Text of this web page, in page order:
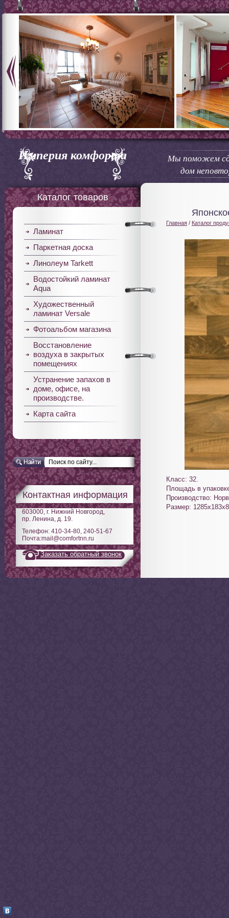
Империя комфорта
Мы поможем
дом
Каталог товаров
Ламинат
Паркетная доска
Линолеум Tarkett
Водостойкий ламинат
Aqua
Художественный
ламинат Versale
Фотоальбом магазина
Восстановление
воздуха в закрытых
помещениях
Устранение запахов в
доме, офисе, на
производстве.
Карта сайта
Контактная информация
603000, г. Нижний Новгород,
пр. Ленина, д. 19.
Телефон: 410-34-80, 240-51-67
Почта:mail@comfortnn.ru
Заказать обратный звонок
Главная / Каталог
Класс: 32.
Площадь в
Производство:
Размер: